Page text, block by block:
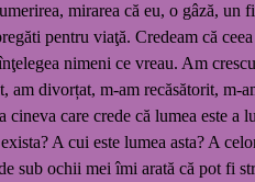
mirarea că eu, o gâză, un
pentru viaţă. Credeam că
nimeni ce vreau. Am
am divorțat, m-am recăsătorit,
care crede că lumea este
A cui este lumea asta? A
sub ochii mei îmi arată că pot fi